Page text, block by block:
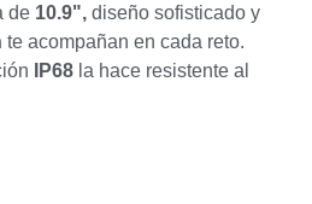
de 10.9", diseño sofisticado y
te acompañan en cada reto.
IP68 la hace resistente al